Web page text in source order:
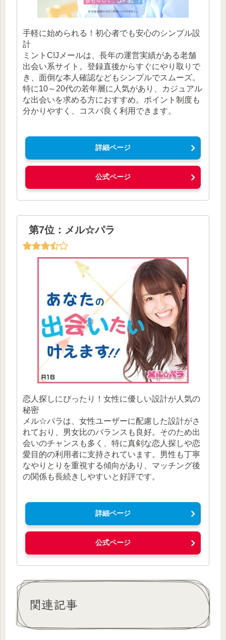
手軽に始められる！初心者でも安心のシンプル設
計
ミントC!Jメールは、長年の運営実績がある老舗
出会い系サイト。登録直後からすぐにやり取りで
き、面倒な本人確認などもシンプルでスムーズ。
特に10～20代の若年層に人気があり、カジュアル
な出会いを求める方におすすめ。ポイント制度も
分かりやすく、コスパ良く利用できます。
詳細ページ
公式ページ
第7位：メル☆パラ
恋人探しにぴったり！女性に優しい設計が人気の
秘密
メル☆パラは、女性ユーザーに配慮した設計がさ
れており、男女比のバランスも良好。そのため出
会いのチャンスも多く、特に真剣な恋人探しや恋
愛目的の利用者に支持されています。男性も丁寧
なやりとりを重視する傾向があり、マッチング後
の関係も長続きしやすいと好評です。
詳細ページ
公式ページ
関連記事